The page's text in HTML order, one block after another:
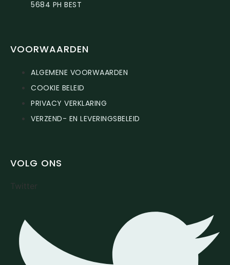
5684 PH BEST
VOORWAARDEN
ALGEMENE VOORWAARDEN
COOKIE BELEID
PRIVACY VERKLARING
VERZEND- EN LEVERINGSBELEID
VOLG ONS
Twitter